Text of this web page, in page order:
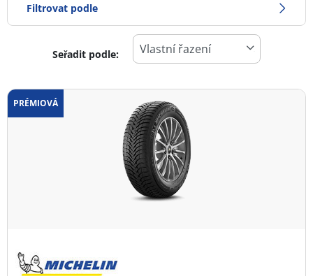
Filtrovat podle
Typ pneumatiky
Všechny typy (44)
Typ vozidla
Seřadit podle:
PRÉMIOVÁ